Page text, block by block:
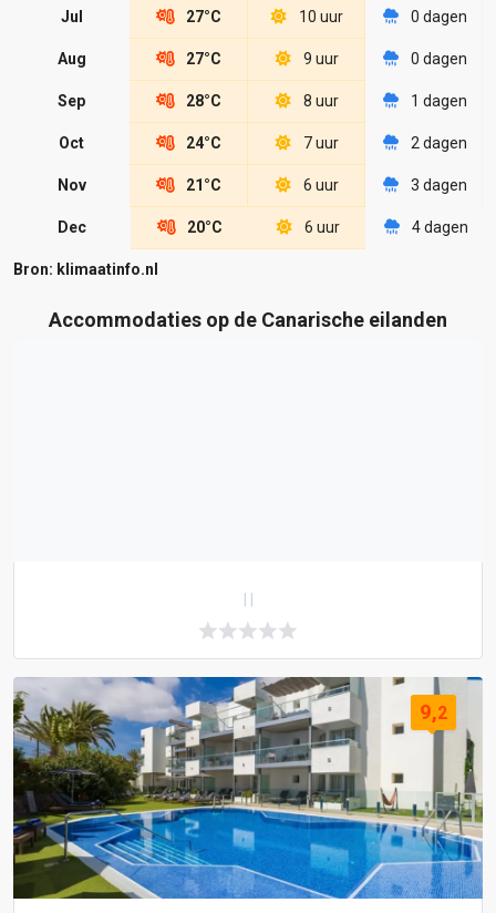
Jul 27°C 10 uur 0 dagen
Aug 27°C 9 uur 0 dagen
Sep 28°C 8 uur 1 dagen
Oct 24°C 7 uur 2 dagen
Nov 21°C 6 uur 3 dagen
Dec 20°C 6 uur 4 dagen
Bron: klimaatinfo.nl
Accommodaties op de Canarische eilanden
9,2